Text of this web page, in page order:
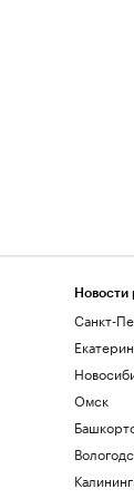
Новости
Санкт-
Омск